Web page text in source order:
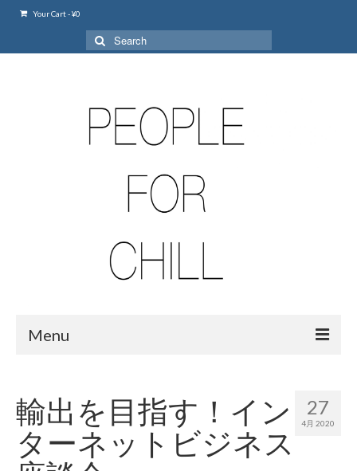
Your Cart-¥0
Search
for:
Menu
420 shibuya_info
420 shibuya_access
27
4月 2020
輸出を目指す！イン
ターネットビジネス